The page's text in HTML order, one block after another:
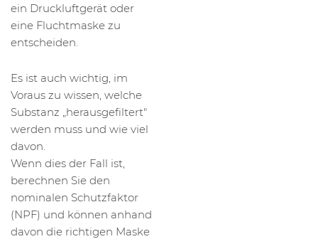
ein Druckluftgerät oder
eine Fluchtmaske zu
entscheiden.
Es ist auch wichtig, im
Voraus zu wissen, welche
Substanz „herausgefiltert"
werden muss und wie viel
davon.
Wenn dies der Fall ist,
berechnen Sie den
nominalen Schutzfaktor
(NPF) und können anhand
davon die richtigen Maske